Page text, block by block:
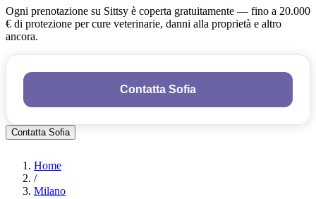
Ogni prenotazione su Sittsy è coperta gratuitamente — fino a 20.000
€ di protezione per cure veterinarie, danni alla proprietà e altro
ancora.
Contatta Sofia
Contatta Sofia
Home
/
Milano